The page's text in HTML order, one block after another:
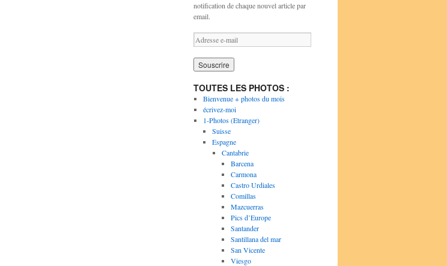
notification de chaque nouvel article par
email.
A
d
r
e
s
e
e
-
TOUTES LES PHOTOS :
Bienvenue + photos du mois
écrivez-moi
1-Photos (Etranger)
Suisse
Espagne
Cantabrie
Barcena
Carmona
Castro Urdiales
Comillas
Mazcuerras
Pics d’Europe
Santander
Santillana del mar
San Vicente
Viesgo